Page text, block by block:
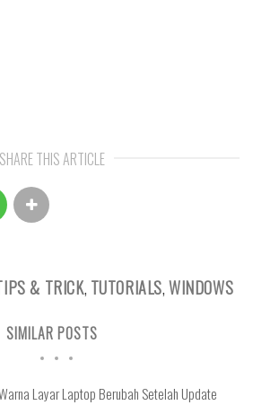
SHARE THIS ARTICLE
& TRICK, TUTORIALS,WINDOWS
SIMILAR POSTS
Layar Laptop Berubah Setelah Update